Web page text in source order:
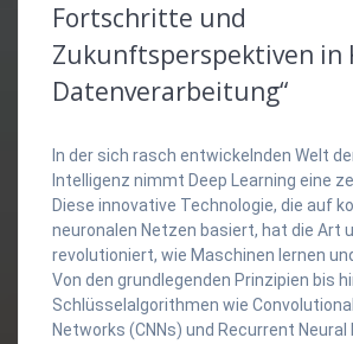
Fortschritte und
Zukunftsperspektiven in
Datenverarbeitung“
In der sich rasch entwickelnden Welt
Intelligenz nimmt Deep Learning eine
Diese innovative Technologie, die auf
neuronalen Netzen basiert, hat die Art
revolutioniert, wie Maschinen lernen
Von den grundlegenden Prinzipien bis
Schlüsselalgorithmen wie
Networks (CNNs) und Recurrent